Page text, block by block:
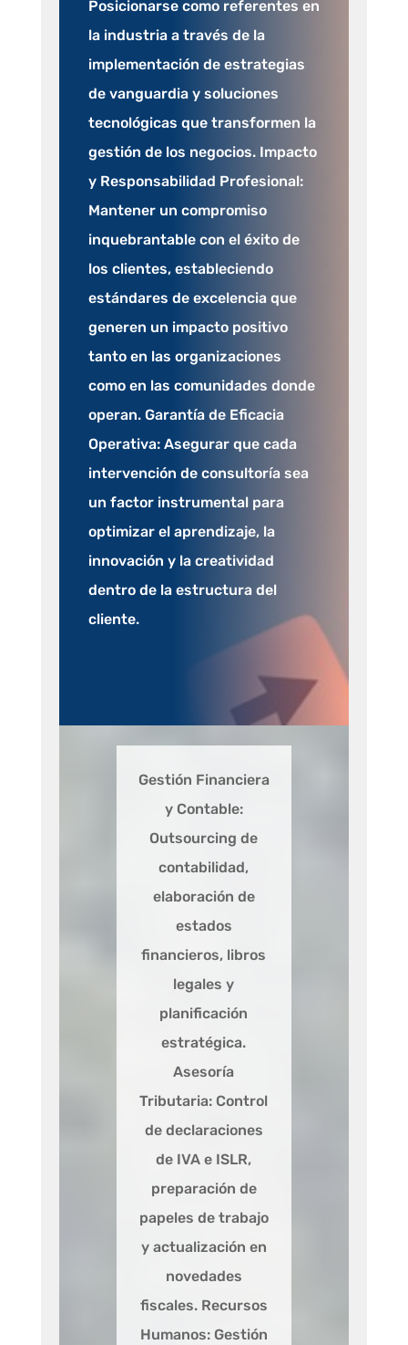
Posicionarse como referentes en
la industria a través de la
implementación de estrategias
de vanguardia y soluciones
tecnológicas que transformen la
gestión de los negocios. Impacto
y Responsabilidad Profesional:
Mantener un compromiso
inquebrantable con el éxito de
los clientes, estableciendo
estándares de excelencia que
generen un impacto positivo
tanto en las organizaciones
como en las comunidades donde
operan. Garantía de Eficacia
Operativa: Asegurar que cada
intervención de consultoría sea
un factor instrumental para
optimizar el aprendizaje, la
innovación y la creatividad
dentro de la estructura del
cliente.
Gestión Financiera
y Contable:
Outsourcing de
contabilidad,
elaboración de
estados
financieros, libros
legales y
planificación
estratégica.
Asesoría
Tributaria: Control
de declaraciones
de IVA e ISLR,
preparación de
papeles de trabajo
y actualización en
novedades
fiscales. Recursos
Humanos: Gestión